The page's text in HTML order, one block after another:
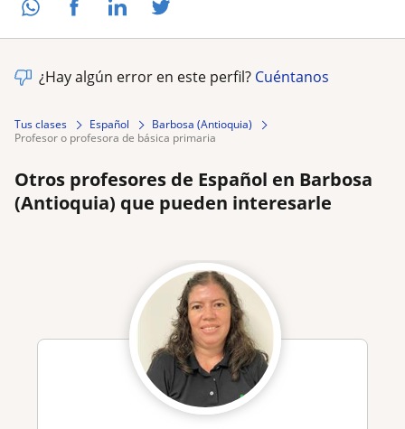
¿Hay algún error en este perfil? Cuéntanos
Tus clases Español
Barbosa (Antioquia)
profesor o profesora de básica primaria
Otros profesores de Español en Barbosa
(Antioquia) que pueden interesarle